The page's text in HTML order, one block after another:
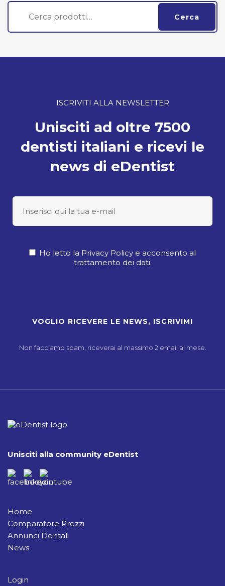
Cerca:
Cerca
ISCRIVITI ALLA NEWSLETTER
Unisciti ad oltre 7500
dentisti italiani e ricevi le
news di eDentist
Ho letto la Privacy Policy e acconsento al
trattamento dei dati.
Non facciamo spam, riceverai al massimo 2 email al mese.
Unisciti alla community eDentist
Home
Comparatore Prezzi
Annunci Dentali
News
Login